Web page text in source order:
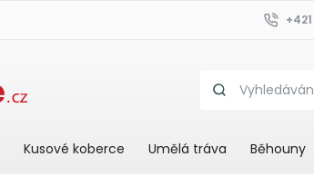
Kusové koberce Umělá tráva Běhouny